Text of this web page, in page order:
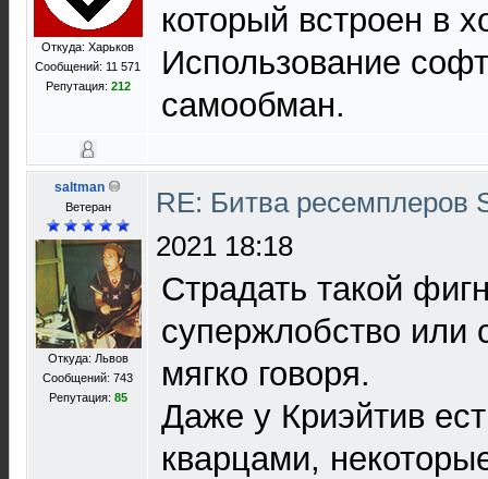
Откуда: Харьков
Сообщений: 11 571
Репутация: 212
который встроен в
Использование
самообман.
saltman
Ветеран
Откуда: Львов
Сообщений: 743
Репутация: 85
RE: Битва ресемплеров
2021 18:18
Страдать такой
супержлобство или
мягко говоря.
Даже у Криэйтив
кварцами,